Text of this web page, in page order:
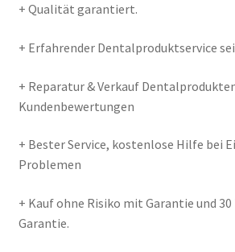
+ Qualität garantiert.
+ Erfahrender Dentalproduktservice
+ Reparatur & Verkauf
Kundenbewertungen
+ Bester Service, kostenlose Hilfe bei
Problemen
+ Kauf ohne Risiko mit Garantie und 30
Garantie.